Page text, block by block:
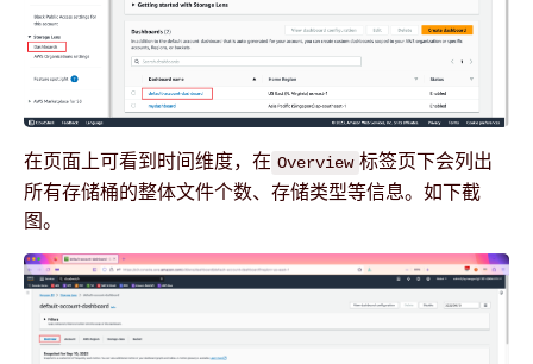
在页面上可看到时间维度，在 Overview 标签页下会列出
所有存储桶的整体文件个数、存储类型等信息。如下截
图。